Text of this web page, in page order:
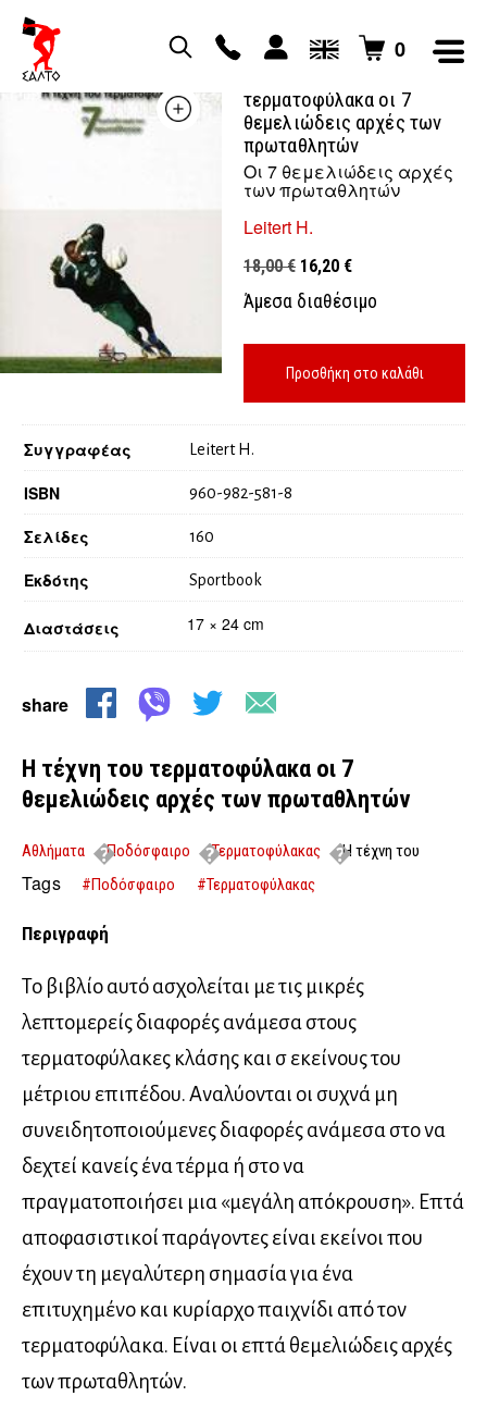
0
τερματοφύλακα οι 7
θεμελιώδεις αρχές των
πρωταθλητών
Οι 7 θεμελιώδεις αρχές
των πρωταθλητών
Leitert H.
18,00€ Original
price
18,00 €.
16,20 €Η
τρέχουσα
τιμή
είναι:
16,20 €.
Άμεσα διαθέσιμο
Προσθήκη στο καλάθι
Διαστάσεις 17 × 24 cm
Συγγραφέας Leitert H.
ISBN 960-982-581-8
Σελίδες 160
Εκδότης Sportbook
share
Η τέχνη του τερματοφύλακα οι 7
θεμελιώδεις αρχές των πρωταθλητών
Αθλήματα Ποδόσφαιρο Τερματοφύλακας
Η τέχνη του
τερματοφύλακα οι 7 θεμελιώδεις αρχές των πρωταθλητών
Tags #Ποδόσφαιρο #Τερματοφύλακας
Περιγραφή
Το βιβλίο αυτό ασχολείται με τις μικρές
λεπτομερείς διαφορές ανάμεσα στους
τερματοφύλακες κλάσης και σ εκείνους του
μέτριου επιπέδου. Αναλύονται οι συχνά μη
συνειδητοποιούμενες διαφορές ανάμεσα στο να
δεχτεί κανείς ένα τέρμα ή στο να
πραγματοποιήσει μια «μεγάλη απόκρουση». Επτά
αποφασιστικοί παράγοντες είναι εκείνοι που
έχουν τη μεγαλύτερη σημασία για ένα
επιτυχημένο και κυρίαρχο παιχνίδι από τον
τερματοφύλακα. Είναι οι επτά θεμελιώδεις αρχές
των πρωταθλητών.